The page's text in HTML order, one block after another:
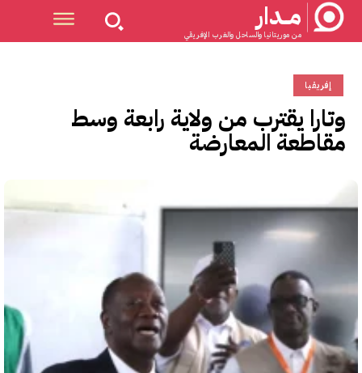
مــدار
من موريتانيا والساحل والغرب الإفريقي
إفريقيا
وتارا يقترب من ولاية رابعة وسط
مقاطعة المعارضة